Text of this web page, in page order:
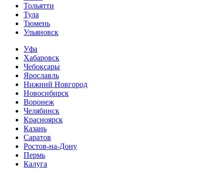
Тольятти
Тула
Тюмень
Ульяновск
Уфа
Хабаровск
Чебоксары
Ярославль
Нижний Новгород
Новосибирск
Воронеж
Челябинск
Красноярск
Казань
Саратов
Ростов-на-Дону
Пермь
Калуга